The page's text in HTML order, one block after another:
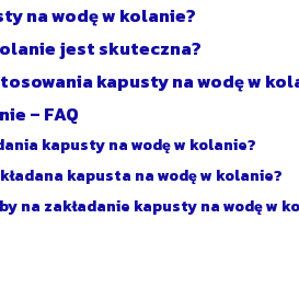
na wodę w kolanie?
jest skuteczna?
kapusty na wodę w
– FAQ
kapusty na wodę w kolanie?
kapusta na wodę w kolanie?
na zakładanie kapusty na wodę w